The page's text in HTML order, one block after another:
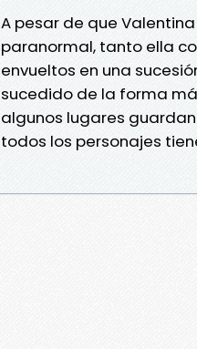
A pesar de que
paranormal, tanto ella
envueltos en una
sucedido de la forma
algunos lugares
todos los personajes